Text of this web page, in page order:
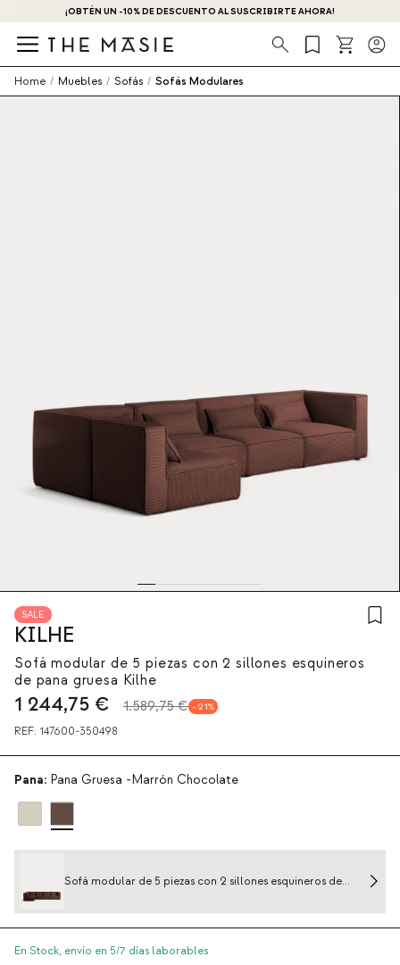
¡OBTÉN UN -10% DE DESCUENTO AL SUSCRIBIRTE AHORA!
Búsqueda
Home / Muebles / Sofás / Sofás Modulares
SALE
KILHE
Sofá modular de 5 piezas con 2 sillones esquineros
de pana gruesa Kilhe
1 244,75 € 1.589,75 € 21
REF: 147600-350498
Pana: Pana Gruesa -Marrón Chocolate
Sofá modular de 5 piezas con 2 sillones esquineros de
En Stock, envío en 5/7 días laborables